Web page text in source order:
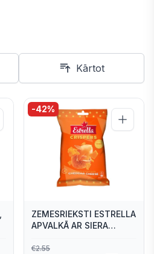
Kārtot
-42%
ZEMESRIEKSTI ESTRELLA
APVALKĀ AR SIERA
€2.55